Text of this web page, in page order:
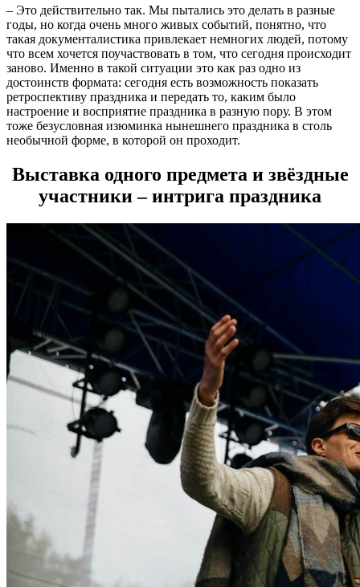
– Это действительно так. Мы пытались это делать в разные
годы, но когда очень много живых событий, понятно, что
такая документалистика привлекает немногих людей, потому
что всем хочется поучаствовать в том, что сегодня происходит
заново. Именно в такой ситуации это как раз одно из
достоинств формата: сегодня есть возможность показать
ретроспективу праздника и передать то, каким было
настроение и восприятие праздника в разную пору. В этом
тоже безусловная изюминка нынешнего праздника в столь
необычной форме, в которой он проходит.
Выставка одного предмета и звёздные
участники – интрига праздника